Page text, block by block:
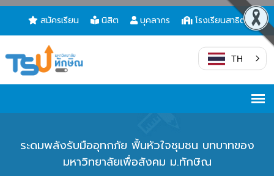
สมัครเรียน นิสิต บุคลากร โรงเรียนสาธิต
TH
ระดมพลังรับมืออุทกภัย ฟื้นหัวใจชุมชน บทบาทของ
มหาวิทยาลัยเพื่อสังคม ม.ทักษิณ